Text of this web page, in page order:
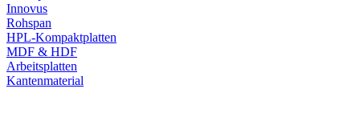
Innovus
Rohspan
HPL-Kompaktplatten
MDF & HDF
Arbeitsplatten
Kantenmaterial